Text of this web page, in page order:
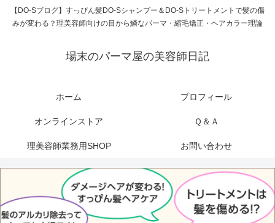
【DO-Sブログ】すっぴん髪DO-Sシャンプー＆DO-Sトリートメントで髪の傷
みが変わる？理美容師向けの目から鱗なパーマ・縮毛矯正・ヘアカラー理論
場末のパーマ屋の美容師日記
ホーム プロフィール
オンラインストア Ｑ＆Ａ
理美容師業務用SHOP お問い合わせ